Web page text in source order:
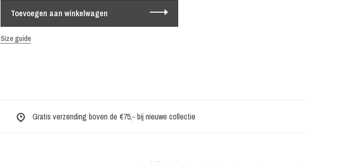
Toevoegen aan winkelwagen
Size guide
Gratis verzending boven de €75,- bij nieuwe collectie